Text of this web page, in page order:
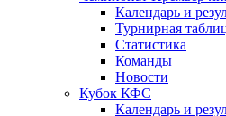
Календарь и
Турнирная
Статистика
Команды
Новости
Кубок КФС
Календарь и